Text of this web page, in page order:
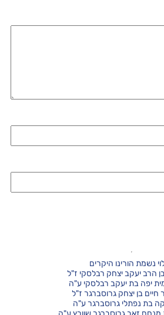
נשמת הורינו היקרים
הרב יעקב יצחק רבלסקי ז"ל
יפה בת יעקב רבלסקי ע"ה
חיים בן יצחק גרוסברגר ז"ל
בת נפתלי גרוסברגר ע"ה